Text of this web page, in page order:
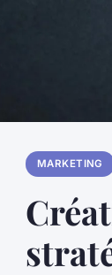
MARKETING